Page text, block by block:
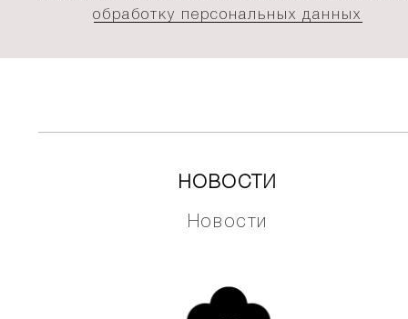
обработку персональных данных
НОВОСТИ
Новости